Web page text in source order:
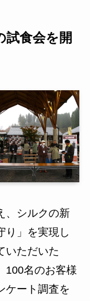
食会を開
、シルクの新
り」を実現し
いただいた
100名のお客様
ケート調査を